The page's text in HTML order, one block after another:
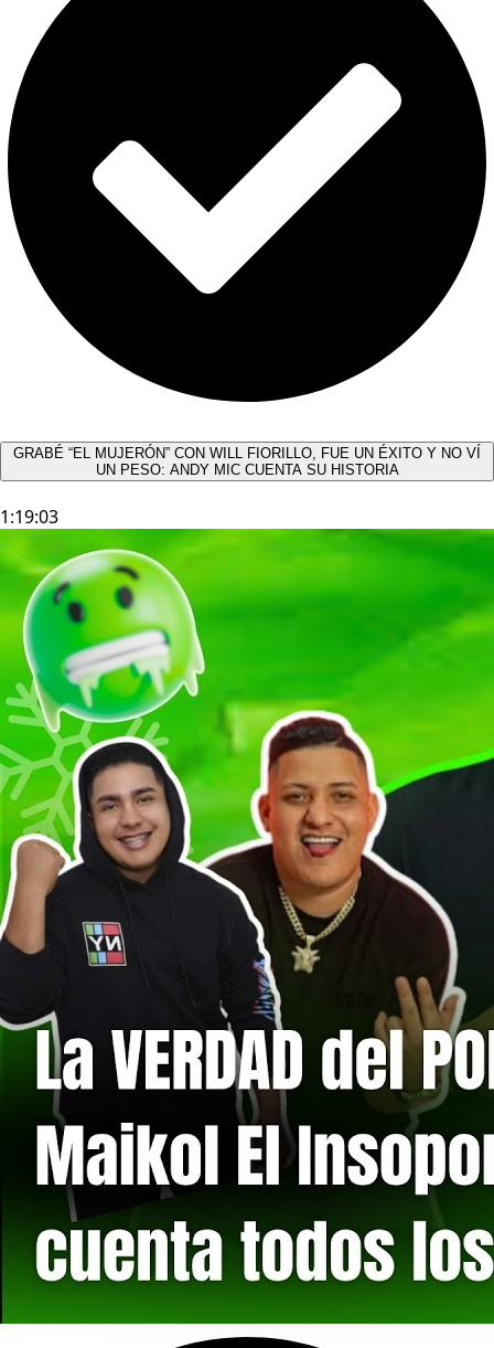
GRABÉ “EL MUJERÓN” CON WILL FIORILLO, FUE UN ÉXITO Y NO VÍ
UN PESO: ANDY MIC CUENTA SU HISTORIA
1:19:03